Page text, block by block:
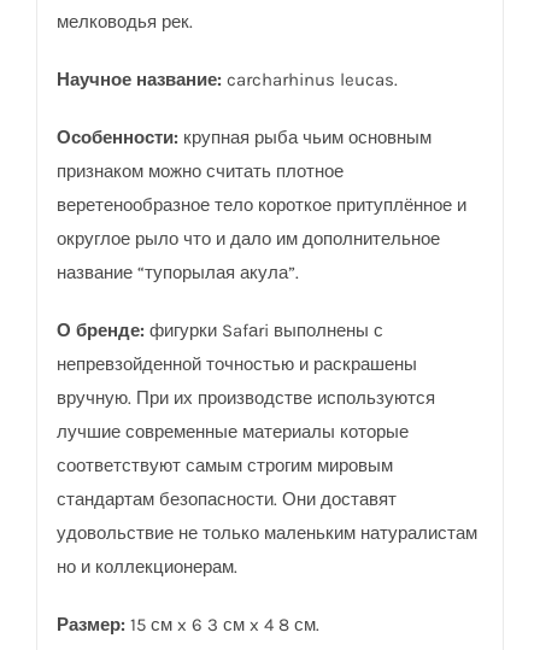
мелководья рек.
Научное название: carcharhinus leucas.
Особенности: крупная рыба чьим основным
признаком можно считать плотное
веретенообразное тело короткое притуплённое и
округлое рыло что и дало им дополнительное
название “тупорылая акула”.
О бренде: фигурки Safаri выполнены с
непревзойденной точностью и раскрашены
вручную. При их производстве используются
лучшие современные материалы которые
соответствуют самым строгим мировым
стандартам безопасности. Они доставят
удовольствие не только маленьким натуралистам
но и коллекционерам.
Размер: 15 см x 6 3 см x 4 8 см.